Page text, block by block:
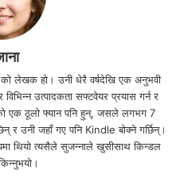
लेखक हो। उनी धेरै वर्षदेखि एक अनुभवी
उत्पादकता सफ्टवेयर प्रयास गर्न र
एक ठूलो फ्यान पनि हुन्, जसले लगभग 7
र उनी जहाँ गए पनि Kindle बोक्ने गर्छिन्।
थियो त्यसैले सुजन्नाले खुसीसाथ किन्डल